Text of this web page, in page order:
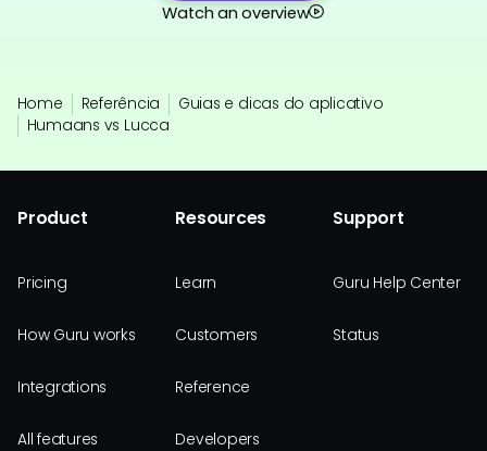
Watch an overview
Home Referência
Guias e dicas do aplicativo
Humaans vs Lucca
Product
Pricing
How Guru works
Integrations
All features
Resources
Learn
Customers
Reference
Developers
Support
Guru Help Center
Status